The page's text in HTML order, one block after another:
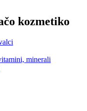
kozmetiko
minerali